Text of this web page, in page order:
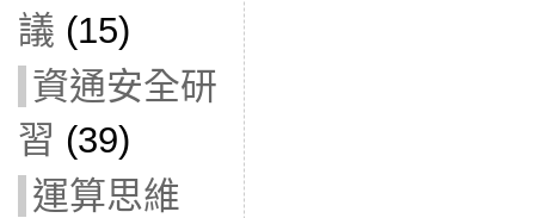
議 (15)
資通安全研
習 (39)
運算思維